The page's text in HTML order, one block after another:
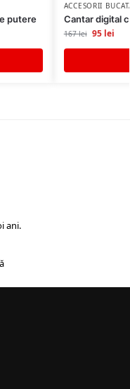
putere
ACCESORII
Cantar digital
167lei 95 lei
ani.